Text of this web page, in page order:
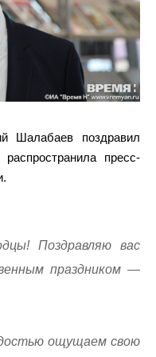
Шалабаев поздравил
пресс-
Поздравляю вас
праздником —
ощущаем свою